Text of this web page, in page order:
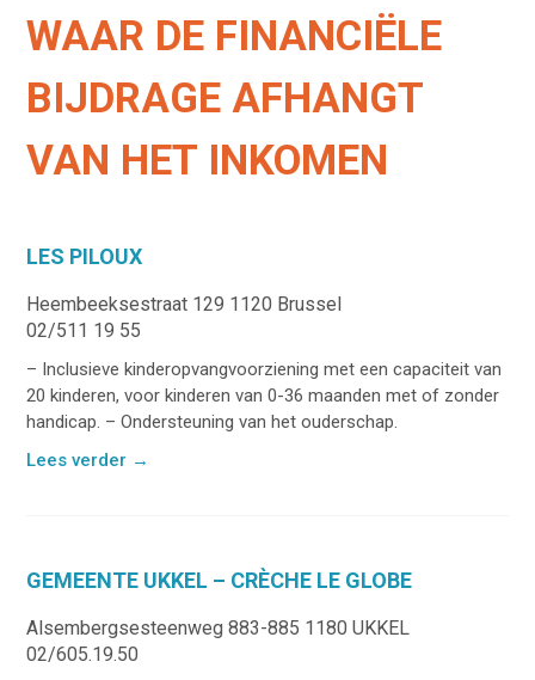
WAAR DE FINANCIËLE
BIJDRAGE AFHANGT
VAN HET INKOMEN
LES PILOUX
Heembeeksestraat 129 1120 Brussel
02/511 19 55
– Inclusieve kinderopvangvoorziening met een capaciteit van
20 kinderen, voor kinderen van 0-36 maanden met of zonder
handicap. – Ondersteuning van het ouderschap.
Lees verder →
GEMEENTE UKKEL – CRÈCHE LE GLOBE
Alsembergsesteenweg 883-885 1180 UKKEL
02/605.19.50